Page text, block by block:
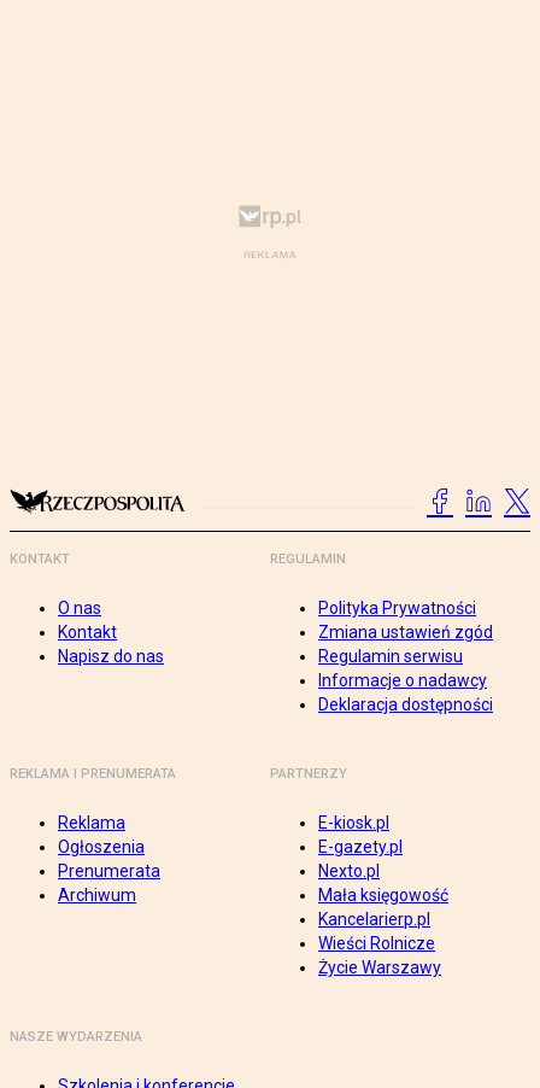
KONTAKT
O nas
Kontakt
Napisz do nas
REGULAMIN
Polityka Prywatności
Zmiana ustawień zgód
Regulamin serwisu
Informacje o nadawcy
Deklaracja dostępności
REKLAMA I PRENUMERATA
Reklama
Ogłoszenia
Prenumerata
Archiwum
PARTNERZY
E-kiosk.pl
E-gazety.pl
Nexto.pl
Mała księgowość
Kancelarierp.pl
Wieści Rolnicze
Życie Warszawy
NASZE WYDARZENIA